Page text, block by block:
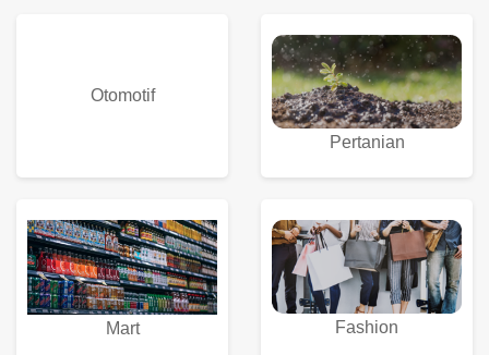
Otomotif
Pertanian
Mart Fashion